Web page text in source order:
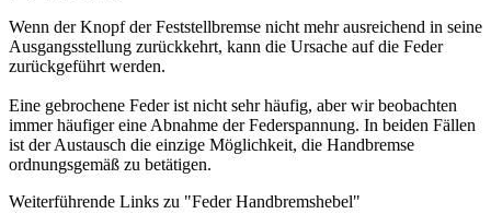
Wenn der Knopf der Feststellbremse nicht mehr ausreichend in seine
Ausgangsstellung zurückkehrt, kann die Ursache auf die Feder
zurückgeführt werden.
Eine gebrochene Feder ist nicht sehr häufig, aber wir beobachten
immer häufiger eine Abnahme der Federspannung. In beiden Fällen
ist der Austausch die einzige Möglichkeit, die Handbremse
ordnungsgemäß zu betätigen.
Weiterführende Links zu "Feder Handbremshebel"